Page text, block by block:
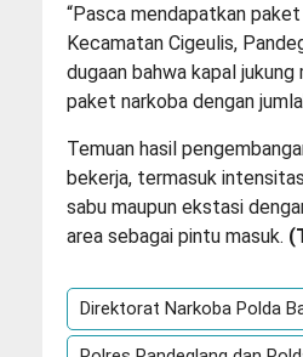
“Pasca mendapatkan
Kecamatan Cigeulis,
dugaan bahwa kapal
paket narkoba dengan
Temuan hasil
bekerja, termasuk
sabu maupun ekstasi
area sebagai pintu masuk. (
Direktorat Narkoba Polda